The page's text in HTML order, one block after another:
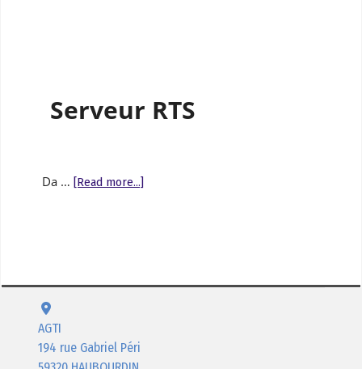
Serveur RTS
Da … [Read more...]
AGTI
194 rue Gabriel Péri